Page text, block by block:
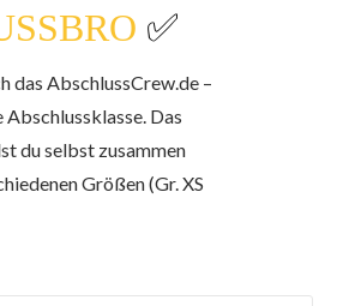
✅
das AbschlussCrew.de –
Das
du selbst zusammen
Größen (Gr. XS